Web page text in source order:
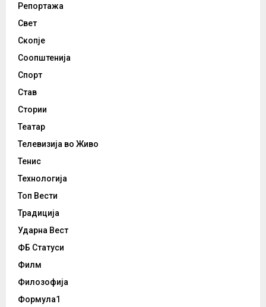
Репортажа
Свет
Скопје
Соопштенија
Спорт
Став
Стории
Театар
Телевизија во Живо
Тенис
Технологија
Топ Вести
Традиција
Ударна Вест
ФБ Статуси
Филм
Филозофија
Формула1